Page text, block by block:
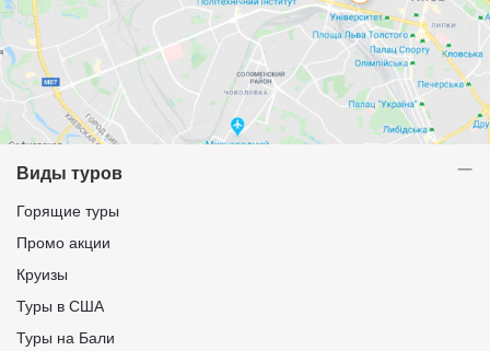
Виды туров
Горящие туры
Промо акции
Круизы
Туры в США
Туры на Бали